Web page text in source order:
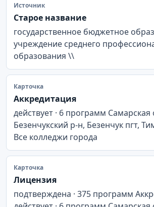
Источник
Старое название
государственное бюджетное
учреждение среднего
образования \\
Карточка
Аккредитация
действует · 6 программ Самарская
Безенчукский р-н, Безенчук пгт,
Все колледжи города
Карточка
Лицензия
подтверждена · 375 программ